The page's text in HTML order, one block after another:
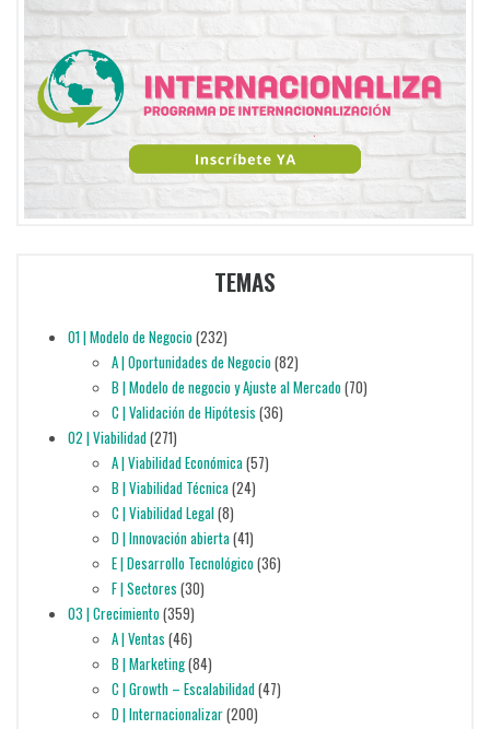
TEMAS
01 | Modelo de Negocio(232)
A | Oportunidades de Negocio(82)
B | Modelo de negocio y Ajuste al Mercado(70)
C | Validación de Hipótesis (36)
02 | Viabilidad(271)
A | Viabilidad Económica(57)
B | Viabilidad Técnica(24)
C | Viabilidad Legal(8)
D | Innovación abierta(41)
E | Desarrollo Tecnológico(36)
F | Sectores (30)
03 | Crecimiento(359)
A | Ventas (46)
B | Marketing(84)
C | Growth – Escalabilidad(47)
D | Internacionalizar(200)